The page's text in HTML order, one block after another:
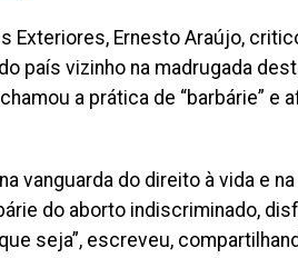
Exteriores, Ernesto Araújo,
país vizinho na madrugada
a prática de “barbárie” e
vanguarda do direito à vida e
do aborto indiscriminado,
seja”, escreveu,